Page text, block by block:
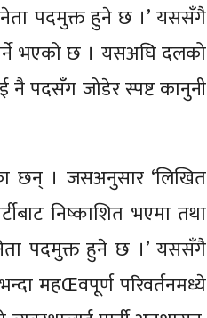
नेता पदमुक्त हुने छ ।’ यससँगै
भएको छ । यसअघि दलको
नै पदसँग जोडेर स्पष्ट कानुनी
छन् । जसअनुसार ‘लिखित
निष्काशित भएमा तथा
नेता पदमुक्त हुने छ ।’ यससँगै
महŒवपूर्ण परिवर्तनमध्ये